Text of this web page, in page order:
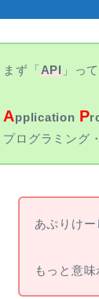
まず「API」っ
Application P
プログラミング
あぷりけ
もっと意